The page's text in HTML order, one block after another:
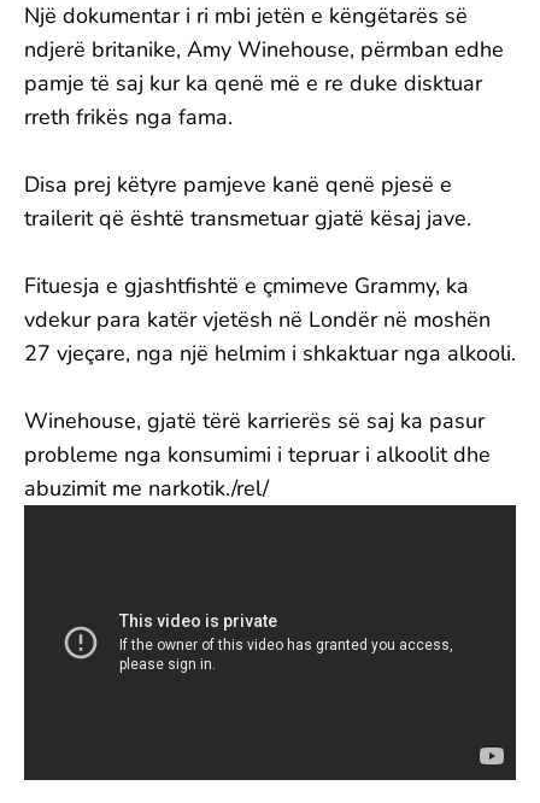
Një dokumentar i ri mbi jetën e këngëtarës së
ndjerë britanike, Amy Winehouse, përmban edhe
pamje të saj kur ka qenë më e re duke disktuar
rreth frikës nga fama.
Disa prej këtyre pamjeve kanë qenë pjesë e
trailerit që është transmetuar gjatë kësaj jave.
Fituesja e gjashtfishtë e çmimeve Grammy, ka
vdekur para katër vjetësh në Londër në moshën
27 vjeçare, nga një helmim i shkaktuar nga alkooli.
Winehouse, gjatë tërë karrierës së saj ka pasur
probleme nga konsumimi i tepruar i alkoolit dhe
abuzimit me narkotik./rel/